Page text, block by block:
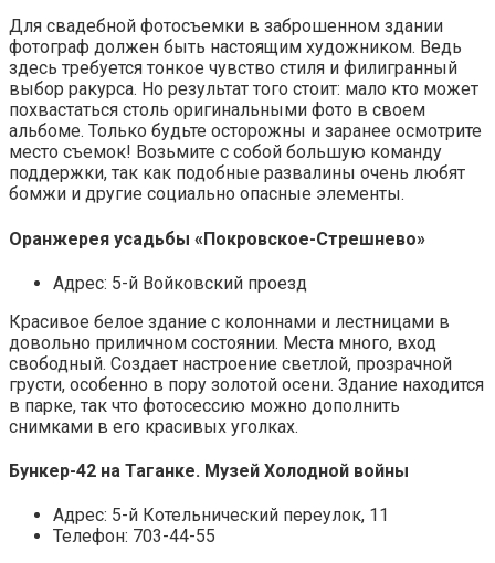
Для свадебной фотосъемки в заброшенном здании
фотограф должен быть настоящим художником. Ведь
здесь требуется тонкое чувство стиля и филигранный
выбор ракурса. Но результат того стоит: мало кто может
похвастаться столь оригинальными фото в своем
альбоме. Только будьте осторожны и заранее осмотрите
место съемок! Возьмите с собой большую команду
поддержки, так как подобные развалины очень любят
бомжи и другие социально опасные элементы.
Оранжерея усадьбы «Покровское-Стрешнево»
Адрес: 5-й Войковский проезд
Красивое белое здание с колоннами и лестницами в
довольно приличном состоянии. Места много, вход
свободный. Создает настроение светлой, прозрачной
грусти, особенно в пору золотой осени. Здание находится
в парке, так что фотосессию можно дополнить
снимками в его красивых уголках.
Бункер-42 на Таганке. Музей Холодной войны
Адрес: 5-й Котельнический переулок, 11
Телефон: 703-44-55